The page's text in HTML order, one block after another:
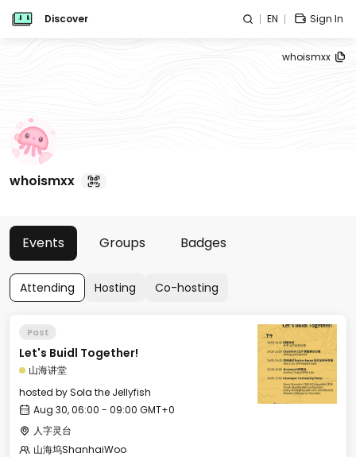
Discover EN Sign In
whoismxx
whoismxx
Events Groups Badges
Attending Hosting Co-hosting
Past
Let's Buidl Together!
山海讲堂
hosted bySola the Jellyfish
Aug 30, 06:00 - 09:00 GMT+0
人字灵台
山海坞ShanhaiWoo